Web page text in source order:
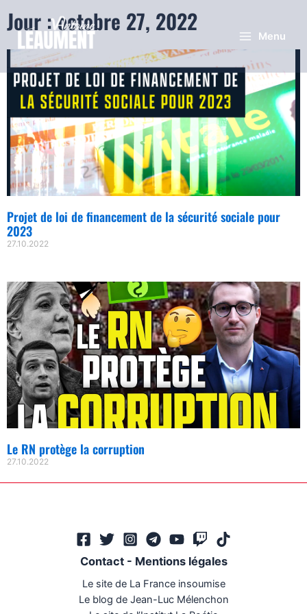
Menu
Jour : octobre 27, 2022
Projet de loi de financement de la sécurité sociale pour
2023
27.10.2022
Le RN protège la corruption
27.10.2022
Contact- Mentions légales
Le site de La France insoumise
Le blog de Jean-Luc Mélenchon